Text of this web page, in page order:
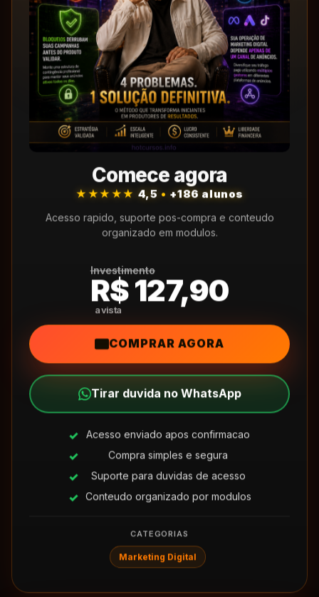
Comece agora
★★★★★ 4,5 • +186 alunos
Acesso rapido, suporte pos-compra e conteudo
organizado em modulos.
Investimento
R$ 127,90
COMPRAR AGORA
Tirar duvida no WhatsApp
Acesso enviado apos confirmacao
Compra simples e segura
Suporte para duvidas de acesso
Conteudo organizado por modulos
CATEGORIAS
Marketing Digital